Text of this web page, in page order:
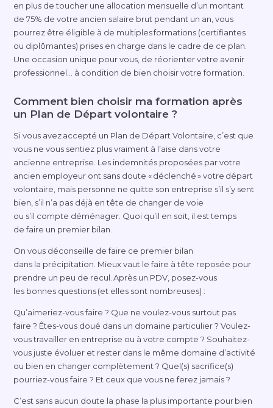
en plus de toucher une allocation mensuelle d’un montant
de 75% de votre ancien salaire brut pendant un an, vous
pourrez être éligible à de multiples formations (certifiantes
ou diplômantes) prises en charge dans le cadre de ce plan.
Une occasion unique pour vous, de réorienter votre avenir
professionnel… à condition de bien choisir votre formation.
Comment bien choisir ma formation après
un Plan de Départ volontaire ?
Si vous avez accepté un Plan de Départ Volontaire, c’est que
vous ne vous sentiez plus vraiment à l’aise dans votre
ancienne entreprise. Les indemnités proposées par votre
ancien employeur ont sans doute « déclenché » votre départ
volontaire, mais personne ne quitte son entreprise s’il s’y sent
bien, s’il n’a pas déjà en tête de changer de voie
ou s’il compte déménager. Quoi qu’il en soit, il est temps
de faire un premier bilan.
On vous déconseille de faire ce premier bilan
dans la précipitation. Mieux vaut le faire à tête reposée pour
prendre un peu de recul. Après un PDV, posez-vous
les bonnes questions (et elles sont nombreuses) :
Qu’aimeriez-vousfaire ? Que nevoulez-vous surtout pas
faire ? Êtes-vous doué dans un domaine particulier ?Voulez-
voustravailler en entreprise ou à votre compte ? Souhaitez-
vous juste évoluer et rester dans le même domaine d’activité
ou bien en changer complètement ? Quel(s) sacrifice(s)
pourriez-vousfaire ? Et ceux que vous ne ferez jamais ?
C’est sans aucun doute la phase la plus importante pour bien